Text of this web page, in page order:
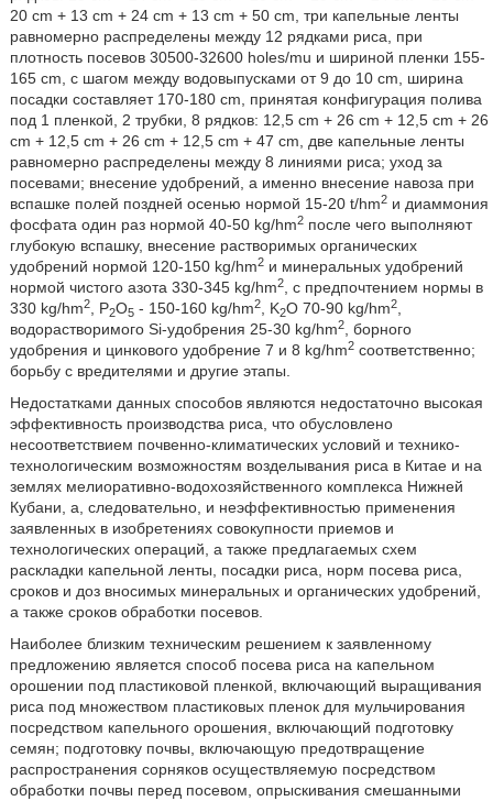
20 cm + 13 cm + 24 cm + 13 cm + 50 cm, три капельные ленты
равномерно распределены между 12 рядками риса, при
плотность посевов 30500-32600 holes/mu и шириной пленки 155-
165 cm, с шагом между водовыпусками от 9 до 10 cm, ширина
посадки составляет 170-180 cm, принятая конфигурация полива
под 1 пленкой, 2 трубки, 8 рядков: 12,5 cm + 26 cm + 12,5 cm + 26
cm + 12,5 cm + 26 cm + 12,5 cm + 47 cm, две капельные ленты
равномерно распределены между 8 линиями риса; уход за
посевами; внесение удобрений, а именно внесение навоза при
вспашке полей поздней осенью нормой 15-20 t/hm2и диаммония
фосфата один раз нормой 40-50 kg/hm2после чего выполняют
глубокую вспашку, внесение растворимых органических
удобрений нормой 120-150 kg/hm2и минеральных удобрений
нормой чистого азота 330-345 kg/hm2, с предпочтением нормы в
330 kg/hm2, Р2О5- 150-160 kg/hm2, K2O 70-90 kg/hm2,
водорастворимого Si-удобрения 25-30 kg/hm2, борного
удобрения и цинкового удобрение 7 и 8 kg/hm2соответственно;
борьбу с вредителями и другие этапы.
Недостатками данных способов являются недостаточно высокая
эффективность производства риса, что обусловлено
несоответствием почвенно-климатических условий и технико-
технологическим возможностям возделывания риса в Китае и на
землях мелиоративно-водохозяйственного комплекса Нижней
Кубани, а, следовательно, и неэффективностью применения
заявленных в изобретениях совокупности приемов и
технологических операций, а также предлагаемых схем
раскладки капельной ленты, посадки риса, норм посева риса,
сроков и доз вносимых минеральных и органических удобрений,
а также сроков обработки посевов.
Наиболее близким техническим решением к заявленному
предложению является способ посева риса на капельном
орошении под пластиковой пленкой, включающий выращивания
риса под множеством пластиковых пленок для мульчирования
посредством капельного орошения, включающий подготовку
семян; подготовку почвы, включающую предотвращение
распространения сорняков осуществляемую посредством
обработки почвы перед посевом, опрыскивания смешанными